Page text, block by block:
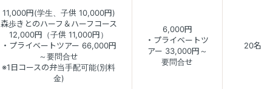
11,000円(学生、子供 10,000円)
森歩きとのハーフ＆ハーフコース
12,000円（子供 11,000円）
・プライベートツアー 66,000円
～要問合せ
※1日コースの弁当手配可能(別料
金)
6,000円
・プライベートツ
アー 33,000円～
要問合せ
20名